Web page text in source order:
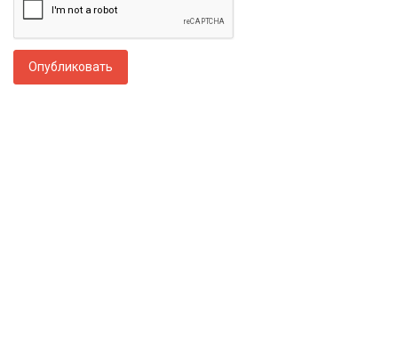
Опубликовать